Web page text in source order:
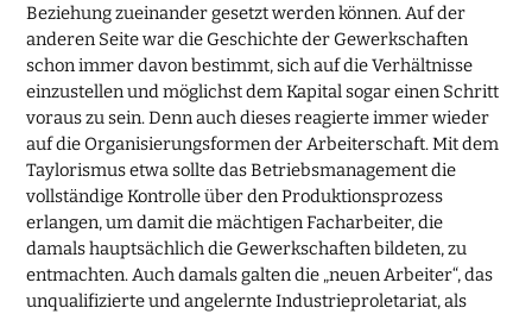
Beziehung zueinander gesetzt werden können. Auf der
anderen Seite war die Geschichte der Gewerkschaften
schon immer davon bestimmt, sich auf die Verhältnisse
einzustellen und möglichst dem Kapital sogar einen Schritt
voraus zu sein. Denn auch dieses reagierte immer wieder
auf die Organisierungsformen der Arbeiterschaft. Mit dem
Taylorismus etwa sollte das Betriebsmanagement die
vollständige Kontrolle über den Produktionsprozess
erlangen, um damit die mächtigen Facharbeiter, die
damals hauptsächlich die Gewerkschaften bildeten, zu
entmachten. Auch damals galten die „neuen Arbeiter“, das
unqualifizierte und angelernte Industrieproletariat, als